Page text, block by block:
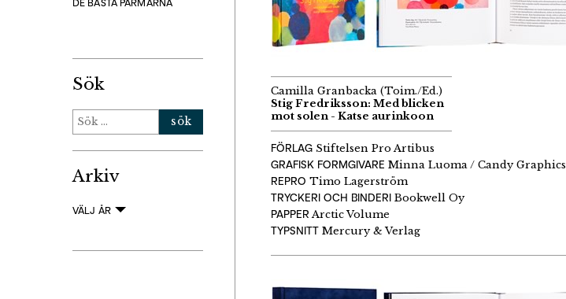
DE BÄSTA PÄRMARNA
Sök
Sök
efter:
Arkiv
VÄLJ ÅR
Camilla Granbacka (Toim./Ed.)
Stig Fredriksson: Med blicken
mot solen - Katse aurinkoon
FÖRLAG Stiftelsen Pro Artibus
GRAFISK FORMGIVARE Minna Luoma / Candy Graphics
REPRO Timo Lagerström
TRYCKERI OCH BINDERIBookwell Oy
PAPPERArctic Volume
TYPSNITT Mercury & Verlag